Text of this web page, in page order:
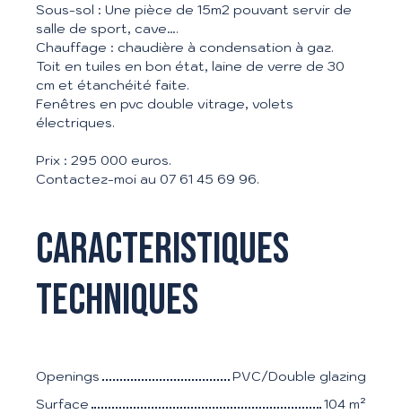
Sous-sol : Une pièce de 15m2 pouvant servir de
salle de sport, cave….
Chauffage : chaudière à condensation à gaz.
Toit en tuiles en bon état, laine de verre de 30
cm et étanchéité faite.
Fenêtres en pvc double vitrage, volets
électriques.
Prix : 295 000 euros.
Contactez-moi au 07 61 45 69 96.
Caracteristiques
techniques
Openings
PVC/Double glazing
Surface
104 m²